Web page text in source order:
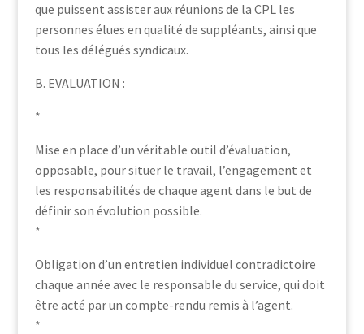
que puissent assister aux réunions de la CPL les
personnes élues en qualité de suppléants, ainsi que
tous les délégués syndicaux.
B. EVALUATION :
*
Mise en place d’un véritable outil d’évaluation,
opposable, pour situer le travail, l’engagement et
les responsabilités de chaque agent dans le but de
définir son évolution possible.
*
Obligation d’un entretien individuel contradictoire
chaque année avec le responsable du service, qui doit
être acté par un compte-rendu remis à l’agent.
*